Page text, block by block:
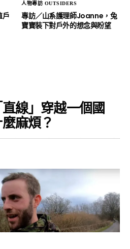
戶
人物專訪 OUTSIDERS
專訪／山系護理師Joanne，兔
寶寶裝下對戶外的想念與盼望
線」穿越一個國
麻煩？